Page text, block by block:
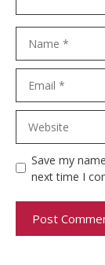
Save my
next time I